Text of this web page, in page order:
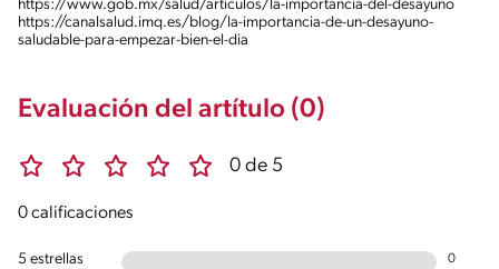
https://www.gob.mx/salud/articulos/la-importancia-del-desayuno
https://canalsalud.imq.es/blog/la-importancia-de-un-desayuno-
saludable-para-empezar-bien-el-dia
Evaluación del artítulo (0)
0 de 5
0 calificaciones
5 estrellas 0